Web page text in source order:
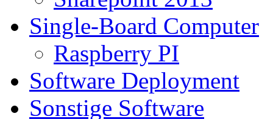
Single-Board Computer
Raspberry PI
Software Deployment
Sonstige Software